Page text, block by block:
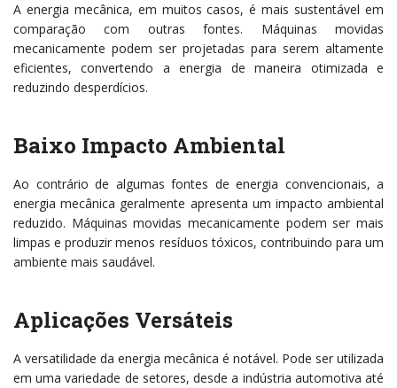
A energia mecânica, em muitos casos, é mais sustentável em
comparação com outras fontes. Máquinas movidas
mecanicamente podem ser projetadas para serem altamente
eficientes, convertendo a energia de maneira otimizada e
reduzindo desperdícios.
Baixo Impacto Ambiental
Ao contrário de algumas fontes de energia convencionais, a
energia mecânica geralmente apresenta um impacto ambiental
reduzido. Máquinas movidas mecanicamente podem ser mais
limpas e produzir menos resíduos tóxicos, contribuindo para um
ambiente mais saudável.
Aplicações Versáteis
A versatilidade da energia mecânica é notável. Pode ser utilizada
em uma variedade de setores, desde a indústria automotiva até